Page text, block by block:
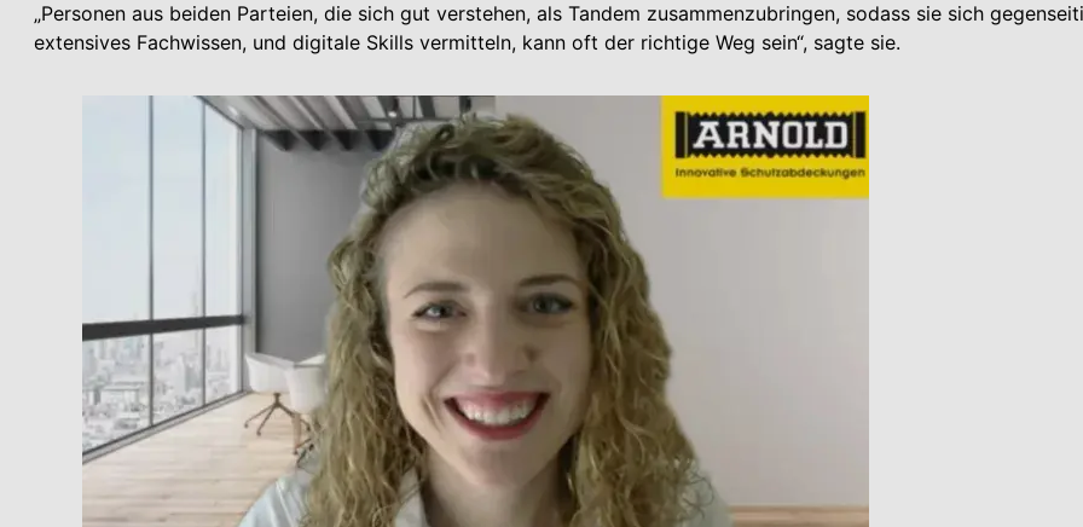
„Personen aus beiden Parteien, die sich gut verstehen, als Tandem zusammenzubringen, sodass sie sich
extensives Fachwissen, und digitale Skills vermitteln, kann oft der richtige Weg sein“, sagte sie.